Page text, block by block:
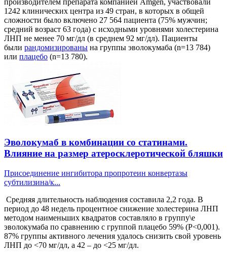
производителем препарата компанией Amgen, участвовали
1242 клинических центра из 49 стран, в которых в общей
сложности было включено 27 564 пациента (75% мужчин;
средний возраст 63 года) с исходными уровнями холестерина
ЛНП не менее 70 мг/дл (в среднем 92 мг/дл). Пациенты
были рандомизированы на группы эволокумаба (n=13 784)
или плацебо (n=13 780).
Эволокумаб в комбинации со статинами.
Влияние на размер атеросклеротической бляшки
Присоединение ингибитора пропротеин конвертазы
субтилизина/к...
Средняя длительность наблюдения составила 2,2 года. В
период до 48 недель процентное снижение холестерина ЛНП
методом наименьших квадратов составляло в группу\е
эволокумаба по сравнению с группой плацебо 59% (P<0,001).
87% группы активного лечения удалось снизить свой уровень
ЛНП до <70 мг/дл, а 42 – до <25 мг/дл.